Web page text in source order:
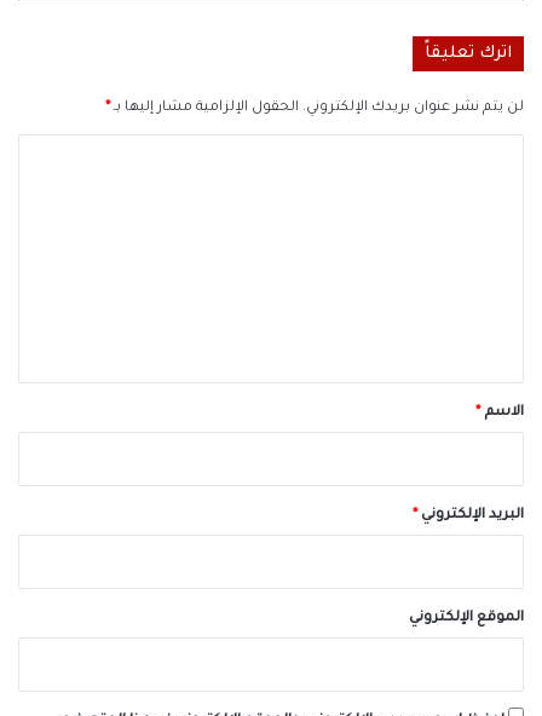
اترك تعليقاً
لن يتم نشر عنوان بريدك الإلكتروني. الحقول الإلزامية مشار إليها بـ*
*الاسم*
البريد الإلكتروني*
الموقع الإلكتروني